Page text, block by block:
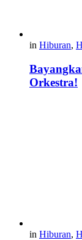
in Hiburan,
Orkestra!
in Hiburan,